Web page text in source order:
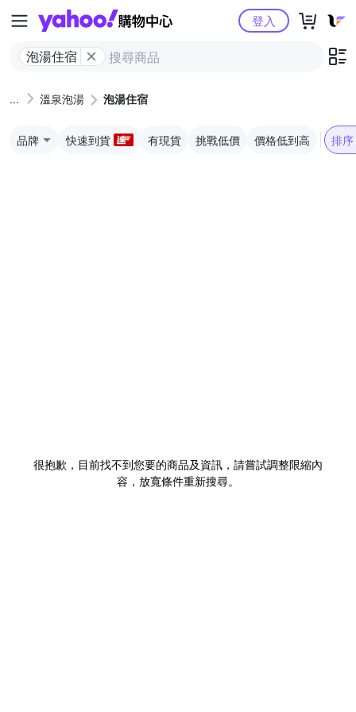
Yahoo購物中心
泡湯住宿
登入
溫泉泡湯 泡湯住宿
品牌 快速到貨 有現貨 挑戰低價 價格低到高 排序
很抱歉，目前找不到您要的商品及資訊，請嘗試調整限縮內
容，放寬條件重新搜尋。